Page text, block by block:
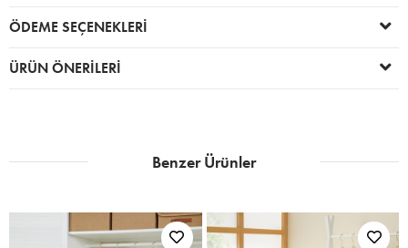
ÖDEME SEÇENEKLERI
ÜRÜN ÖNERILERI
Benzer Ürünler